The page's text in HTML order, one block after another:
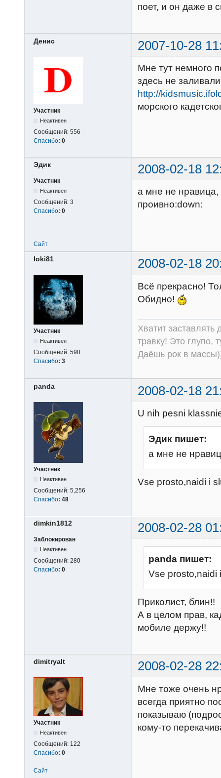
поет, и он даже в
Денис 2007-10-28
Участник
Неактивен
Сообщений: 556
Спасибо: 0
Мне тут немного
здесь не
http://
морского
Эдик 2008-02-18
Участник
Неактивен
Сообщений: 3
Спасибо: 0
а мне не нравица,
проивно:down:
Сайт
loki81 2008-02-18
Участник
Неактивен
Сообщений: 590
Спасибо: 3
Всё прекрасно!
Обидно!
Хватит заставлять
травку! Это глупо,
Даёшь рок в
panda 2008-02-18
Участник
Неактивен
Сообщений: 5,256
Спасибо: 48
U nih pesni
Эдик пишет:
а мне не
Vse prosto,naidi i
dimkin1812 2008-02-28
Заблокирован
Неактивен
Сообщений: 280
Спасибо: 0
panda пишет:
Vse prosto,naidi
Приколист, блин!!
А в целом прав,
мобиле держу!!
dimitryalt 2008-02-28
Участник
Неактивен
Сообщений: 122
Спасибо: 0
Мне тоже очень
всегда приятно
показываю
кому-то
Сайт